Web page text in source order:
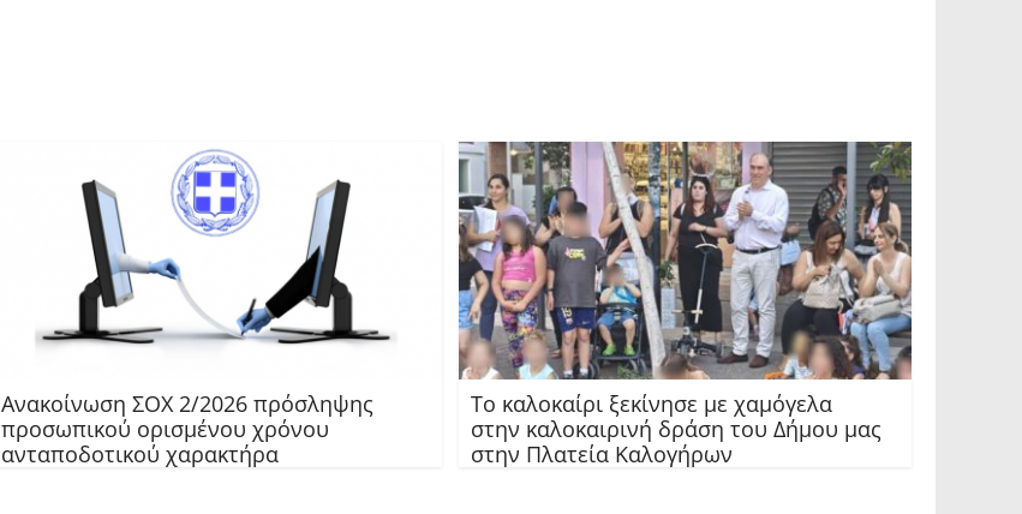
Ανακοίνωση ΣΟΧ 2/2026 πρόσληψης
προσωπικού ορισμένου χρόνου
ανταποδοτικού χαρακτήρα
Το καλοκαίρι ξεκίνησε με χαμόγελα
στην καλοκαιρινή δράση του Δήμου μας
στην Πλατεία Καλογήρων